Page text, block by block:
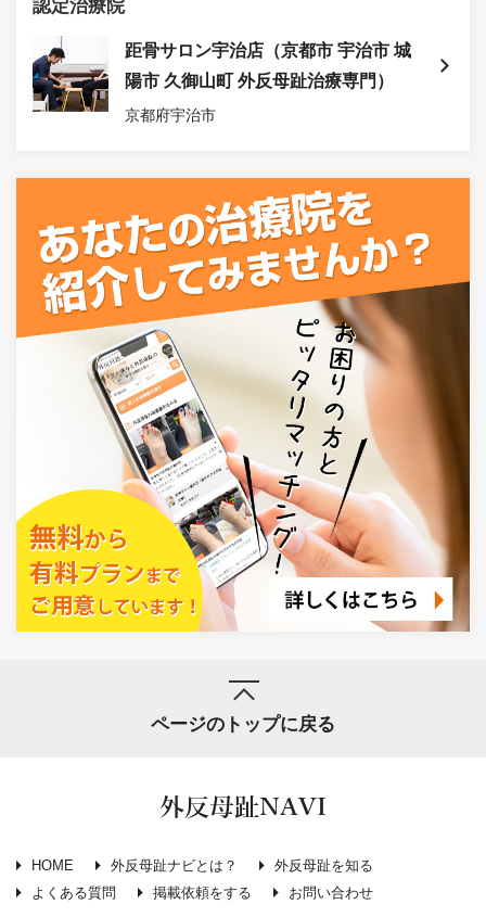
認定治療院
距骨サロン宇治店（京都市 宇治市 城
陽市 久御山町 外反母趾治療専門）
京都府宇治市
ページのトップに戻る
外反母趾NAVI
HOME 外反母趾ナビとは？
外反母趾を知る
よくある質問
掲載依頼をする お問い合わせ